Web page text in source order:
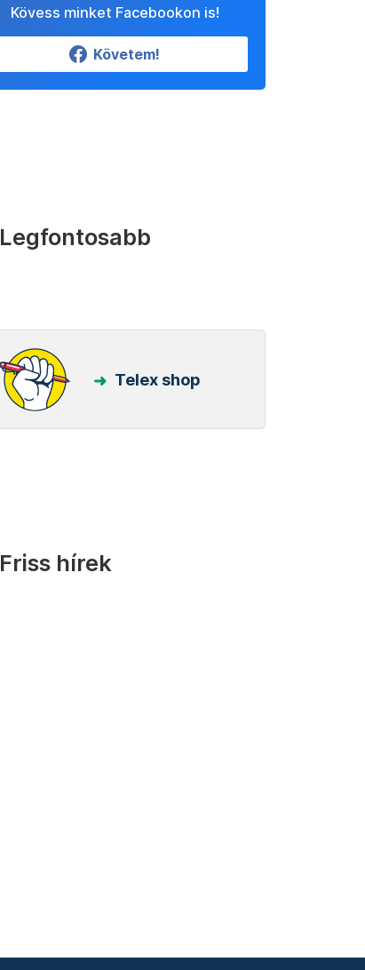
Kövess minket Facebookon is!
Követem!
Legfontosabb
Telex shop
Friss hírek